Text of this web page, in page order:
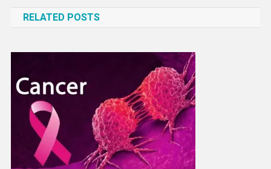
RELATED POSTS